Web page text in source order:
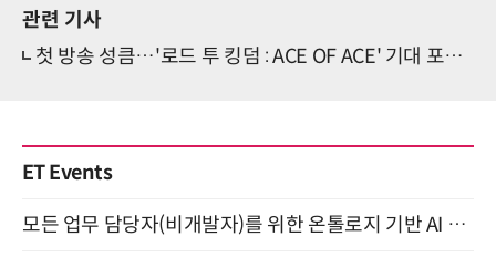
관련 기사
첫 방송 성큼…'로드 투 킹덤 : ACE OF ACE' 기대 포인트는?
ET Events
모든 업무 담당자(비개발자)를 위한 온톨로지 기반 AI 지식체계 설계 1-day 워크숍 8월 20일 개최